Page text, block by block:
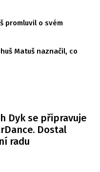
promluvil o svém
Matuš naznačil, co
Dyk se připravuje
Dostal
radu